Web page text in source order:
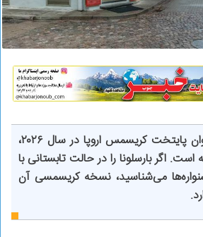
انتخاب بارسلونا به عنوان پایتخت کریسمس اروپا در سال ۲۰۲۶،
اگر بارسلونا را در حالت تابستانی با
می‌شناسید، نسخه کریسمسی آن